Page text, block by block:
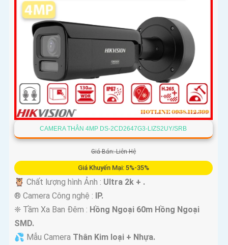
CAMERA THÂN 4MP DS-2CD2647G3-LIZS2UY/SRB
Giá Bán: Liên Hệ
Giá Khuyến Mại: 5%-35%
🦉 Chất lượng hình Ảnh : Ultra 2k + .
®️ Camera Công nghệ : IP.
❈ Tầm Xa Ban Đêm : Hồng Ngoại 60m Hồng Ngoại
SMD.
💦 Mẫu Camera Thân Kim loại + Nhựa.